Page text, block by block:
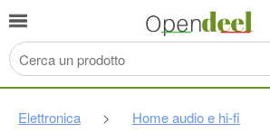
Elettronica > Home audio e hi-fi